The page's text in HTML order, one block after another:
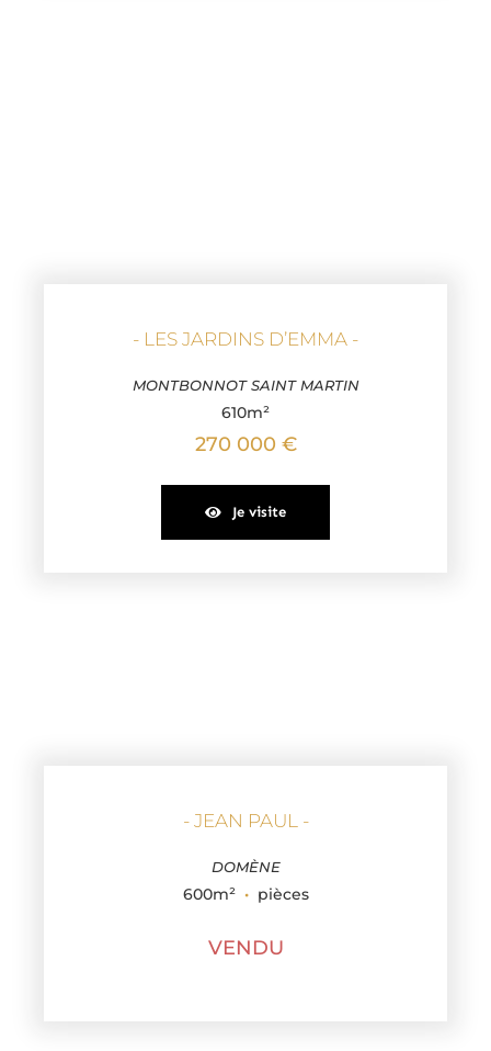
- LES JARDINS D’EMMA -
MONTBONNOT SAINT MARTIN
610m²
270 000 €
Je visite
- JEAN PAUL -
DOMÈNE
600m² ·pièces
VENDU